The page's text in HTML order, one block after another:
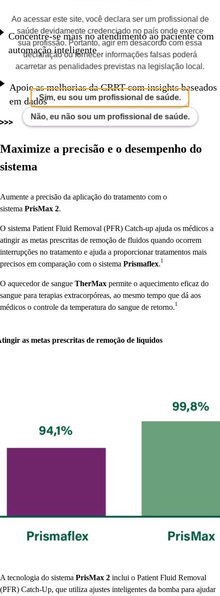
Concentre-se mais no atendimento ao paciente com
automação inteligente
Apoie as melhorias da CRRT com insights baseados
em dados
Maximize a precisão e o desempenho do
sistema
Aumente a precisão da aplicação do tratamento com o
sistema PrisMax 2.
O sistema Patient Fluid Removal (PFR) Catch-up ajuda os médicos a
atingir as metas prescritas de remoção de fluidos quando ocorrem
interrupções no tratamento e ajuda a proporcionar tratamentos mais
precisos em comparação com o sistema Prismaflex.1
O aquecedor de sangue TherMax permite o aquecimento eficaz do
sangue para terapias extracorpóreas, ao mesmo tempo que dá aos
médicos o controle da temperatura do sangue de retorno.1
A tecnologia do sistema PrisMax 2 inclui o Patient Fluid Removal
(PFR) Catch-Up, que utiliza ajustes inteligentes da bomba para ajudar
Ao acessar este site, você declara ser um profissional de
saúde devidamente credenciado no país onde exerce
sua profissão. Portanto, agir em desacordo com essa
declaração ou fornecer informações falsas poderá
acarretar as penalidades previstas na legislação local.
Sim, eu sou um profissional de saúde.
Não, eu não sou um profissional de saúde.